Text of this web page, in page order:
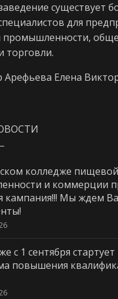
существует
для
торговли.
Арефьева Елена
колледже пищевой
и коммерции
кампания!!! Мы ждем
с 1 сентября
повышения